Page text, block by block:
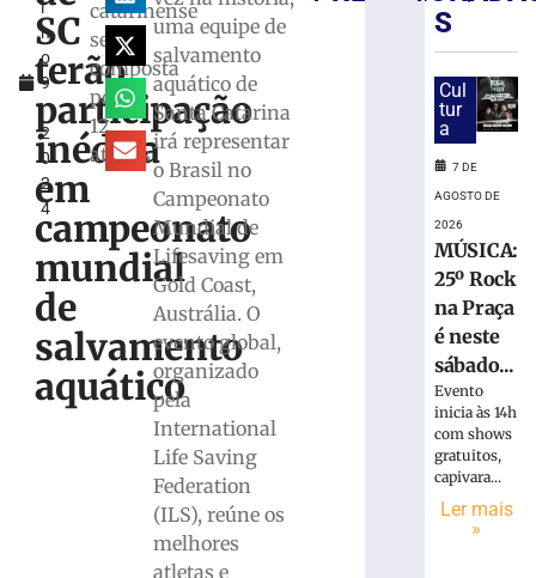
l
h
o
9
,
2
0
2
4
SC
terão
participação
inédita
em
campeonato
mundial
de
salvamento
aquático
catarinense
será
composta
por
12
atletas
uma equipe de
salvamento
aquático de
Santa Catarina
irá representar
o Brasil no
Campeonato
Mundial de
Lifesaving em
Gold Coast,
Austrália. O
evento global,
organizado
pela
International
Life Saving
Federation
(ILS), reúne os
melhores
atletas e
veículos
mobiliza
bairro
Santa
Rita
agosto
mais
Princípio
incêndio
máquina
S
Cul
tur
a
7 DE
AGOSTO DE
2026
MÚSICA:
25º Rock
na Praça
é neste
sábado...
Evento
inicia às 14h
com shows
gratuitos,
capivara...
Ler mais
»